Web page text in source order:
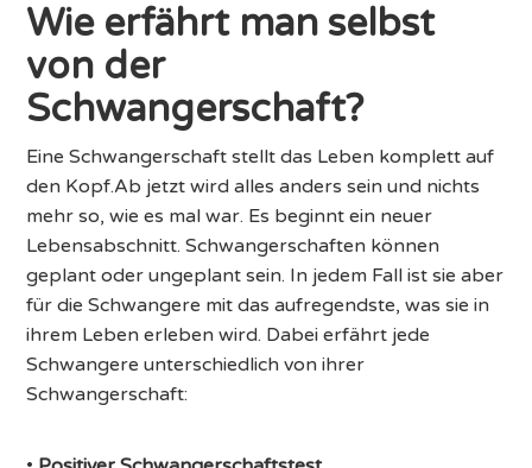
Wie erfährt man selbst
von der
Schwangerschaft?
Eine Schwangerschaft stellt das Leben komplett auf
den Kopf.Ab jetzt wird alles anders sein und nichts
mehr so, wie es mal war. Es beginnt ein neuer
Lebensabschnitt. Schwangerschaften können
geplant oder ungeplant sein. In jedem Fall ist sie aber
für die Schwangere mit das aufregendste, was sie in
ihrem Leben erleben wird. Dabei erfährt jede
Schwangere unterschiedlich von ihrer
Schwangerschaft: